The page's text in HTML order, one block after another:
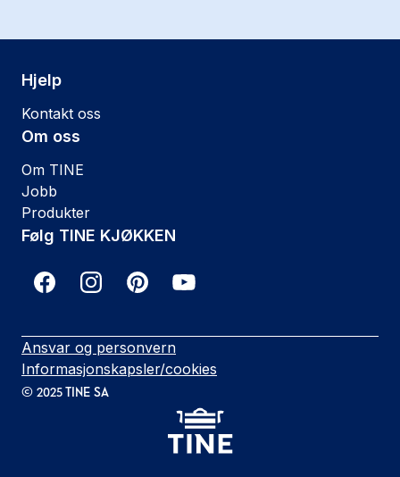
Hjelp
Kontakt oss
Om oss
Om TINE
Jobb
Produkter
Følg TINE KJØKKEN
Ansvar og personvern
Informasjonskapsler/cookies
©2025TINE SA